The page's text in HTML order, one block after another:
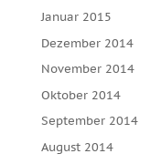
Januar 2015
Dezember 2014
November 2014
Oktober 2014
September 2014
August 2014